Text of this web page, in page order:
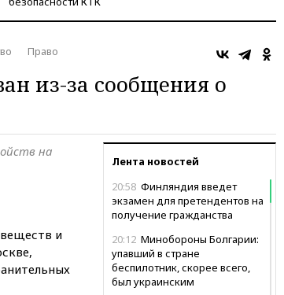
Право
из-за сообщения о
Лента новостей
20:58 Финляндия введет
экзамен для претендентов на
получение гражданства
20:12 Минобороны Болгарии:
упавший в стране
беспилотник, скорее всего,
был украинским
на
и